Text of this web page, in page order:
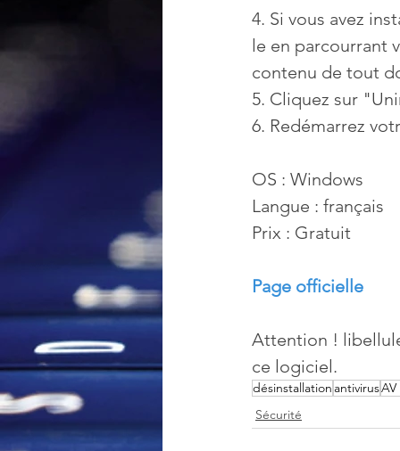
4. Si vous avez
le en parcourrant
contenu de tout
5. Cliquez sur
6. Redémarrez
OS : Windows
Langue : français
Prix : Gratuit
Page officielle
Attention !
ce logiciel.
désinstallation antivirusAV
Sécurité